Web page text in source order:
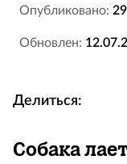
Опубликовано:
Обновлен:
Делиться:
Собака